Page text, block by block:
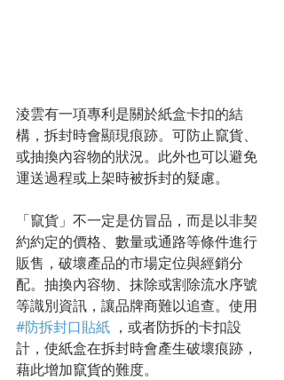
淩雲有一項專利是關於紙盒卡扣的結
構，拆封時會顯現痕跡。可防止竄貨、
或抽換內容物的狀況。此外也可以避免
運送過程或上架時被拆封的疑慮。
「竄貨」不一定是仿冒品，而是以非契
約約定的價格、數量或通路等條件進行
販售，破壞產品的市場定位與經銷分
配。抽換內容物、抹除或割除流水序號
等識別資訊，讓品牌商難以追查。使用
#防拆封口貼紙 ，或者防拆的卡扣設
計，使紙盒在拆封時會產生破壞痕跡，
藉此增加竄貨的難度。